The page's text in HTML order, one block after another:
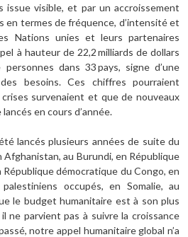
issue visible, et par un accroissement
en termes de fréquence, d’intensité et
Nations unies et leurs partenaires
à hauteur de 22,2 milliards de dollars
dans 33 pays, signe d’une
besoins. Ces chiffres pourraient
survenaient et que de nouveaux
en cours d’année.
lancés plusieurs années de suite du
au Burundi, en République
démocratique du Congo, en
occupés, en Somalie, au
le budget humanitaire est à son plus
ne parvient pas à suivre la croissance
notre appel humanitaire global n’a